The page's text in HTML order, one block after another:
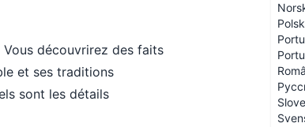
découvrirez des faits
et ses traditions
sont les détails